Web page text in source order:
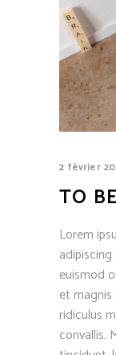
2 février
TO
Lorem
euismod
et
ridiculus
convallis.